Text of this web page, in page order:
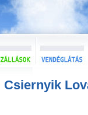
Csiernyik